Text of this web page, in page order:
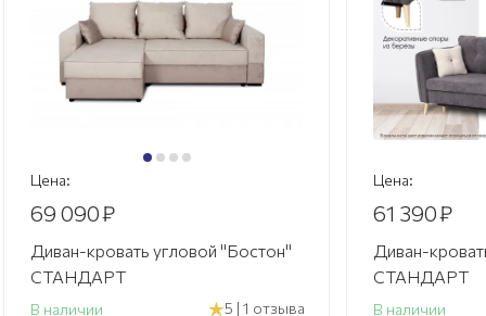
Цена:
69 090₽
Диван-кровать угловой "Бостон"
СТАНДАРТ
В наличии 5 | 1 отзыва
Цена:
61 390₽
Диван-
СТАНДАРТ
В наличии